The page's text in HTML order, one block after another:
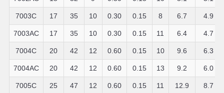
7003C 17 35 10 0.30 0.15 8 6.7 4.9
7003AC 17 35 10 0.30 0.15 11 6.4 4.7
7004C 20 42 12 0.60 0.15 10 9.6 6.3
7004AC 20 42 12 0.60 0.15 13 9.2 6.0
7005C 25 47 12 0.60 0.15 11 12.9 8.7